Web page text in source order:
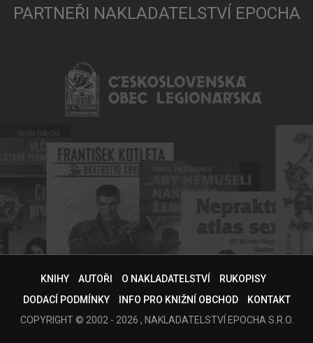
PARTNEŘI NAKLADATELSTVÍ EPOCHA
KNIHY AUTOŘI O NAKLADATELSTVÍ
RUKOPISY
DODACÍ PODMÍNKY
INFO PRO KNIŽNÍ OBCHOD
KONTAKT
COPYRIGHT © 2002 - 2026 , NAKLADATELSTVÍ EPOCHA S.R.O.